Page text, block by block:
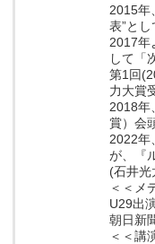
2015年
表”と
2017年
して「
第1回
力大賞
2018年
賞）会
2022年
が、『
(石井光
＜＜メ
U29出
朝日新
＜＜講